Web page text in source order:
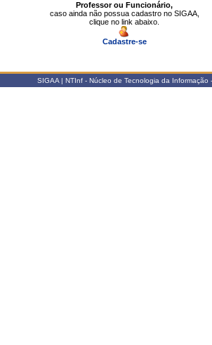
Professor ou Funcionário,
caso ainda não possua cadastro no SIGAA,
clique no link abaixo.
Cadastre-se
SIGAA | NTInf - Núcleo de Tecnologia da